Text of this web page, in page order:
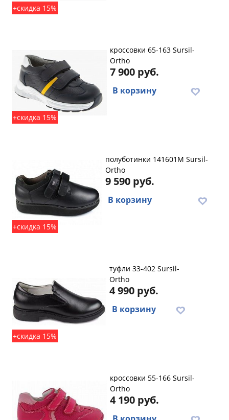
+скидка 15%
+скидка 15%
кроссовки 65-163 Sursil-
Ortho
7 900 руб.
В корзину
+скидка 15%
полуботинки 141601M Sursil-
Ortho
9 590 руб.
В корзину
+скидка 15%
туфли 33-402 Sursil-
Ortho
4 990 руб.
В корзину
кроссовки 55-166 Sursil-
Ortho
4 190 руб.